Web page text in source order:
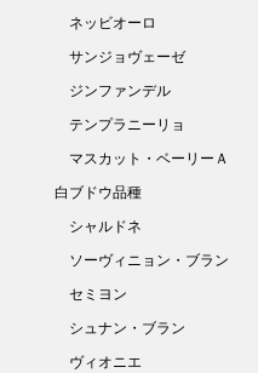
ネッビオーロ
サンジョヴェーゼ
ジンファンデル
テンプラニーリョ
マスカット・ベーリーＡ
白ブドウ品種
シャルドネ
ソーヴィニョン・ブラン
セミヨン
シュナン・ブラン
ヴィオニエ